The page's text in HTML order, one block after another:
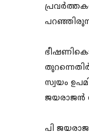
സ്വയം
ജയരാജൻ
പി